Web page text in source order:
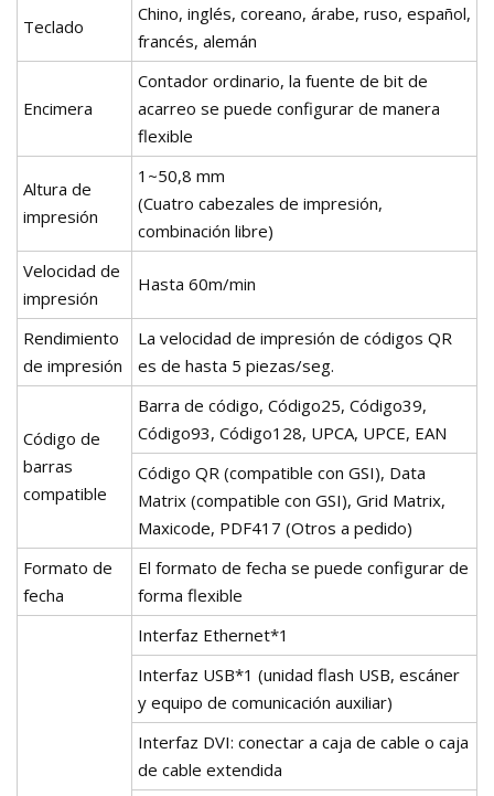
Teclado
Chino, inglés, coreano, árabe, ruso, español,
francés, alemán
Encimera
Contador ordinario, la fuente de bit de
acarreo se puede configurar de manera
flexible
Altura de
impresión
1~50,8 mm
(Cuatro cabezales de impresión,
combinación libre)
Velocidad de
impresión
Hasta 60m/min
Rendimiento
de impresión
La velocidad de impresión de códigos QR
es de hasta 5 piezas/seg.
Código de
barras
compatible
Barra de código, Código25, Código39,
Código93, Código128, UPCA, UPCE, EAN
Código QR (compatible con GSI), Data
Matrix (compatible con GSI), Grid Matrix,
Maxicode, PDF417 (Otros a pedido)
Formato de
fecha
El formato de fecha se puede configurar de
forma flexible
Interfaz Ethernet*1
Interfaz USB*1 (unidad flash USB, escáner
y equipo de comunicación auxiliar)
Interfaz DVI: conectar a caja de cable o caja
de cable extendida